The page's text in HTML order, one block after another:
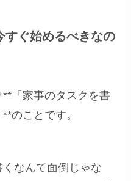
すぐ始めるべきなの
「家事のタスクを書
のことです。
くなんて面倒じゃな